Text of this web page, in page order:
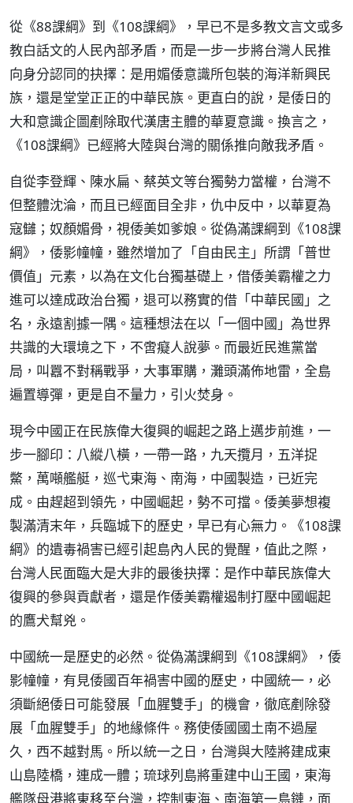
從《88課綱》到《108課綱》，早已不是多教文言文或多
教白話文的人民內部矛盾，而是一步一步將台灣人民推
向身分認同的抉擇：是用媚倭意識所包裝的海洋新興民
族，還是堂堂正正的中華民族。更直白的說，是倭日的
大和意識企圖剷除取代漢唐主體的華夏意識。換言之，
《108課綱》已經將大陸與台灣的關係推向敵我矛盾。
自從李登輝、陳水扁、蔡英文等台獨勢力當權，台灣不
但整體沈淪，而且已經面目全非，仇中反中，以華夏為
寇讎；奴顏媚骨，視倭美如爹娘。從偽滿課綱到《108課
綱》，倭影幢幢，雖然增加了「自由民主」所謂「普世
價值」元素，以為在文化台獨基礎上，借倭美霸權之力
進可以達成政治台獨，退可以務實的借「中華民國」之
名，永遠割據一隅。這種想法在以「一個中國」為世界
共識的大環境之下，不啻癡人說夢。而最近民進黨當
局，叫囂不對稱戰爭，大事軍購，灘頭滿佈地雷，全島
遍置導彈，更是自不量力，引火焚身。
現今中國正在民族偉大復興的崛起之路上邁步前進，一
步一腳印：八縱八橫，一帶一路，九天攬月，五洋捉
鱉，萬噸艦艇，巡弋東海、南海，中國製造，已近完
成。由趕超到領先，中國崛起，勢不可擋。倭美夢想複
製滿清末年，兵臨城下的歷史，早已有心無力。《108課
綱》的遺毒禍害已經引起島內人民的覺醒，值此之際，
台灣人民面臨大是大非的最後抉擇：是作中華民族偉大
復興的參與貢獻者，還是作倭美霸權遏制打壓中國崛起
的鷹犬幫兇。
中國統一是歷史的必然。從偽滿課綱到《108課綱》，倭
影幢幢，有見倭國百年禍害中國的歷史，中國統一，必
須斷絕倭日可能發展「血腥雙手」的機會，徹底剷除發
展「血腥雙手」的地緣條件。務使倭國國土南不過屋
久，西不越對馬。所以統一之日，台灣與大陸將建成東
山島陸橋，連成一體；琉球列島將重建中山王國，東海
艦隊母港將東移至台灣，控制東海、南海第一島鏈，面